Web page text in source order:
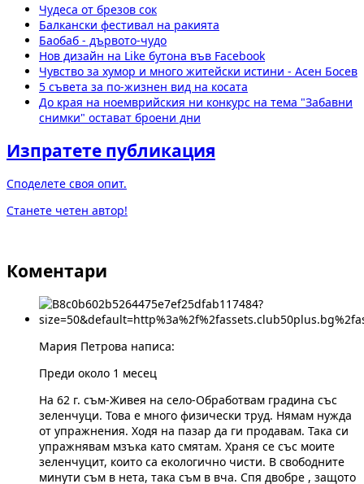
Чудеса от брезов сок
Балкански фестивал на ракията
Баобаб - дървото-чудо
Нов дизайн на Like бутона във Facebook
Чувство за хумор и много житейски истини - Асен Босев
5 съвета за по-жизнен вид на косата
До края на ноемврийския ни конкурс на тема "Забавни
снимки" остават броени дни
Изпратете публикация
Споделете своя опит.
Станете четен автор!
Коментари
Мария Петрова написа:
Преди около 1 месец
На 62 г. съм-Живея на село-Обработвам градина със
зеленчуци. Това е много физически труд. Нямам нужда
от упражнения. Ходя на пазар да ги продавам. Така си
упражнявам мзъка като смятам. Храня се със моите
зеленчуцит, които са екологично чисти. В свободните
минути съм в нета, така съм в вча. Спя двобре , защото